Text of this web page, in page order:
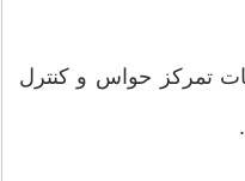
تمرکز حواس و کنترل